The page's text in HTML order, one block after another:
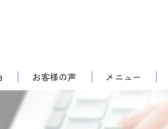
お客様の声 メニュー